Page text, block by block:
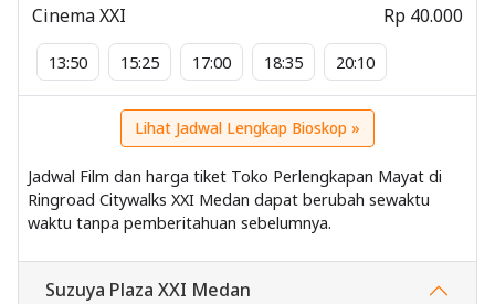
Cinema XXI
13:50 15:25 17:00 18:35 20:10
Rp 40.000
Lihat Jadwal Lengkap Bioskop »
Jadwal Film dan harga tiket Toko Perlengkapan Mayat di
Ringroad Citywalks XXI Medan dapat berubah sewaktu
waktu tanpa pemberitahuan sebelumnya.
Suzuya Plaza XXI Medan